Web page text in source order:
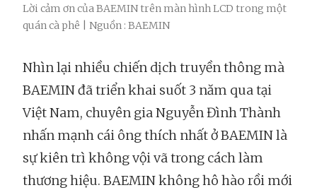
Lời cảm ơn của BAEMIN trên màn hình LCD trong một
quán cà phê | Nguồn : BAEMIN
Nhìn lại nhiều chiến dịch truyền thông mà
BAEMIN đã triển khai suốt 3 năm qua tại
Việt Nam, chuyên gia Nguyễn Đình Thành
nhấn mạnh cái ông thích nhất ở BAEMIN là
sự kiên trì không vội vã trong cách làm
thương hiệu. BAEMIN không hô hào rồi mới